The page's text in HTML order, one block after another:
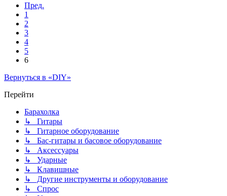
Пред.
1
2
3
4
5
6
Вернуться в «DIY»
Перейти
Барахолка
↳ Гитары
↳ Гитарное оборудование
↳ Бас-гитары и басовое оборудование
↳ Аксессуары
↳ Ударные
↳ Клавишные
↳ Другие инструменты и оборудование
↳ Спрос